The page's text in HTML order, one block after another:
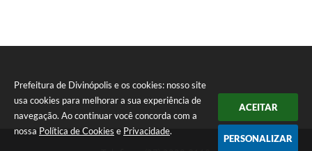
Prefeitura de Divinópolis e os cookies: nosso site
usa cookies para melhorar a sua experiência de
navegação. Ao continuar você concorda com a
nossa Política de Cookies e Privacidade.
ACEITAR
PERSONALIZAR